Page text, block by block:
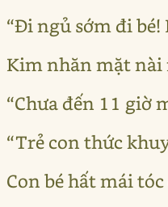
“Đi ngủ sớm đi
Kim nhăn mặt nài
“Chưa đến 11 giờ
“Trẻ con thức
Con bé hất mái